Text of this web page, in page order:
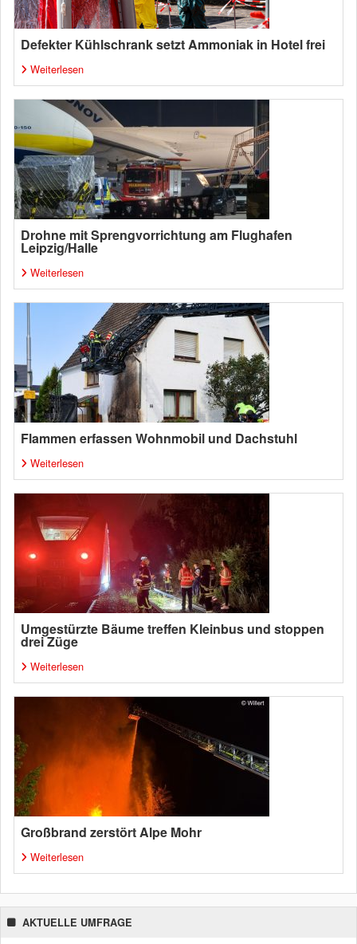
Defekter Kühlschrank setzt Ammoniak in Hotel frei
Weiterlesen
Drohne mit Sprengvorrichtung am Flughafen
Leipzig/Halle
Weiterlesen
Flammen erfassen Wohnmobil und Dachstuhl
Weiterlesen
Umgestürzte Bäume treffen Kleinbus und stoppen
drei Züge
Weiterlesen
Großbrand zerstört Alpe Mohr
Weiterlesen
AKTUELLE UMFRAGE